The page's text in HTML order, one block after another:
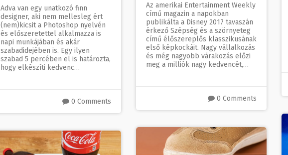
Adva van egy unatkozó finn
designer, aki nem mellesleg ért
(nem)kicsit a Photoshop nyelvén
és előszeretettel alkalmazza is
napi munkájában és akár
szabadidejében is. Egy ilyen
szabad 5 percében el is határozta,
hogy elkészíti kedvenc…
0 Comments
Az amerikai Entertainment Weekly
című magazin a napokban
publikálta a Disney 2017 tavaszán
érkező Szépség és a szörnyeteg
című élőszereplős klasszikusának
első képkockáit. Nagy vállalkozás
és még nagyobb várakozás előzi
meg a milliók nagy kedvencét,…
0 Comments